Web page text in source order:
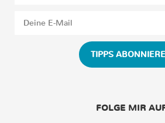
TIPPS
FOLGE MIR